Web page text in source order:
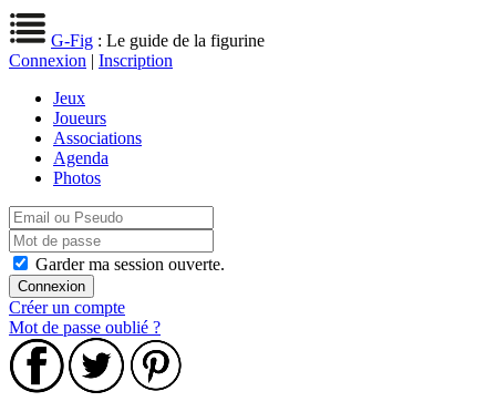
G-Fig : Le guide de la figurine
Connexion | Inscription
Jeux
Joueurs
Associations
Agenda
Photos
Garder ma session ouverte.
Créer un compte
Mot de passe oublié ?